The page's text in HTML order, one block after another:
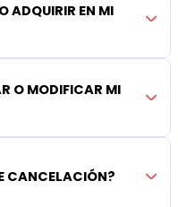
ADQUIRIR EN MI
O MODIFICAR MI
CANCELACIÓN?